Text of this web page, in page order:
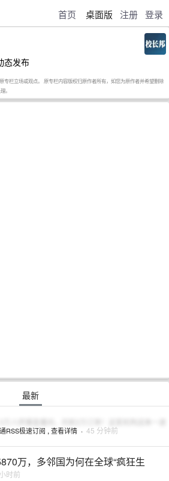
首页 桌面版 注册 登录
态发布
专栏立场或观点。 原专栏内容版权归原作者所有，如您为原作者并希望删除
。
最新
RSS极速订阅 , 查看详情 · 45 分钟前
万，多邻国为何在全球“疯狂生
时前